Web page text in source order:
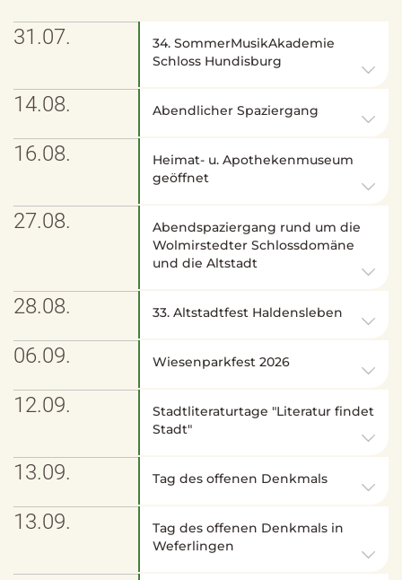
31.07.
34. SommerMusikAkademie
Schloss Hundisburg
14.08. Abendlicher Spaziergang
16.08.
Heimat- u. Apothekenmuseum
geöffnet
27.08.
Abendspaziergang rund um die
Wolmirstedter Schlossdomäne
und die Altstadt
28.08. 33. Altstadtfest Haldensleben
06.09. Wiesenparkfest 2026
12.09.
Stadtliteraturtage "Literatur findet
Stadt"
13.09. Tag des offenen Denkmals
13.09.
Tag des offenen Denkmals in
Weferlingen